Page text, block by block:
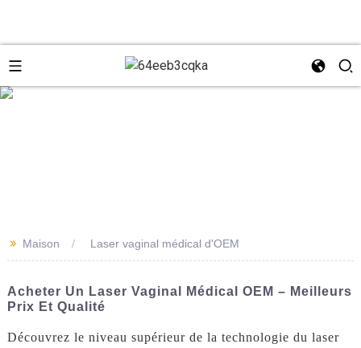
18931273229
>> Maison Laser vaginal médical d'OEM
Acheter Un Laser Vaginal Médical OEM – Meilleurs
Prix Et Qualité
Découvrez le niveau supérieur de la technologie du laser